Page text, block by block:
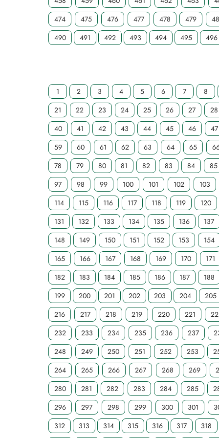
474
475 476 477 478 479
490
491 492 493 494 495 496
1 2 3 4 5 6 7
8
21
22 23 24 25 26 27
28
40
41 42 43 44 45 46
47
59
60 61 62 63 64 65
78
79 80 81 82 83 84
85
97
98 99 100 101 102
103
114
115 116 117 118 119
120
131
132 133 134 135 136
137
148
149 150 151 152 153
154
165
166 167 168 169 170
171
182
183 184 185 186 187
188
199
200 201 202 203 204
205
216
217 218 219 220 221
232
233 234 235 236 237
248
249 250 251 252 253
264
265 266 267 268 269
280
281 282 283 284 285
296
297 298 299 300 301
312
313 314 315 316 317 318